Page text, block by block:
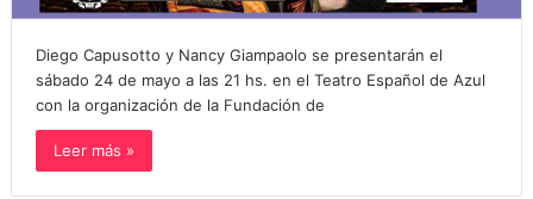
Diego Capusotto y Nancy Giampaolo se presentarán el
sábado 24 de mayo a las 21 hs. en el Teatro Español de Azul
con la organización de la Fundación de
Leer más »